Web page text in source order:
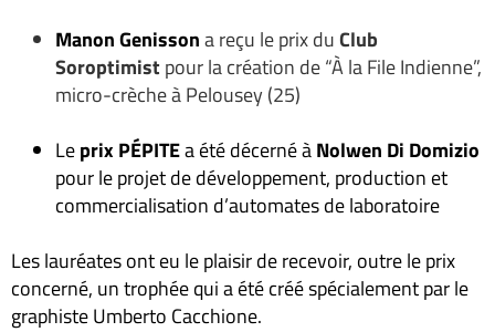
Manon Genissona reçu le prix duClub
Soroptimist pour la création de “À la File Indienne”,
micro-crèche à Pelousey (25)
Leprix PÉPITEa été décerné àNolwen Di Domizio
pour le projet de développement, production et
commercialisation d’automates de laboratoire
Les lauréates ont eu le plaisir de recevoir, outre le prix
concerné, un trophée qui a été créé spécialement par le
graphiste Umberto Cacchione.